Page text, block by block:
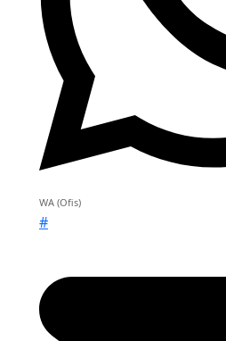
WA (Ofis)
#